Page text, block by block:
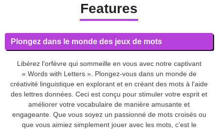
Features
Plongez dans le monde des jeux de mots
Libérez l'orfèvre qui sommeille en vous avec notre captivant
« Words with Letters ». Plongez-vous dans un monde de
créativité linguistique en explorant et en créant des mots à l'aide
des lettres données. Ceci est conçu pour stimuler votre esprit et
améliorer votre vocabulaire de manière amusante et
engageante. Que vous soyez un passionné de mots croisés ou
que vous aimiez simplement jouer avec les mots, c'est le